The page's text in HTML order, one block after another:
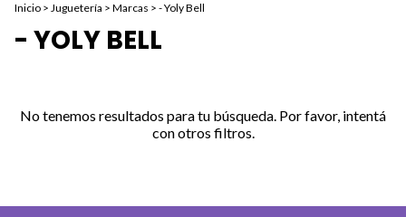
Inicio > Juguetería > Marcas > - Yoly Bell
- YOLY BELL
No tenemos resultados para tu búsqueda. Por favor, intentá
con otros filtros.